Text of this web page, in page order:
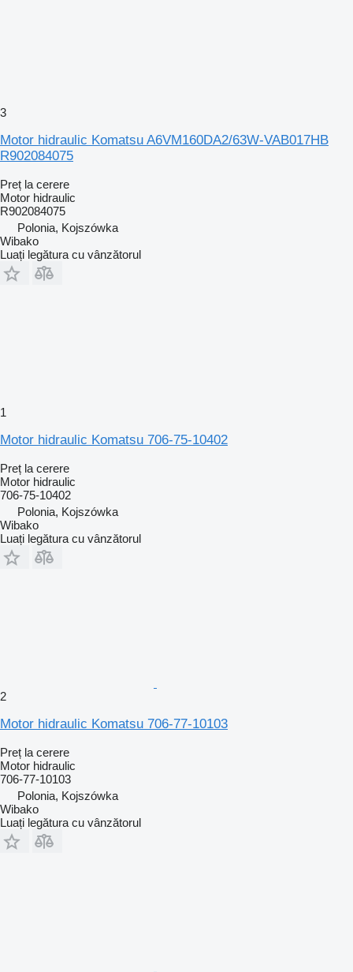
3
Motor hidraulic Komatsu A6VM160DA2/63W-VAB017HB
R902084075
Preț la cerere
Motor hidraulic
R902084075
Polonia, Kojszówka
Wibako
Luați legătura cu vânzătorul
1
Motor hidraulic Komatsu 706-75-10402
Preț la cerere
Motor hidraulic
706-75-10402
Polonia, Kojszówka
Wibako
Luați legătura cu vânzătorul
2
Motor hidraulic Komatsu 706-77-10103
Preț la cerere
Motor hidraulic
706-77-10103
Polonia, Kojszówka
Wibako
Luați legătura cu vânzătorul